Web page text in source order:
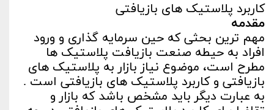
کاربرد پلاستیک های بازیافتی
مقدمه
مهم ترین بحثی که حین سرمایه گذاری و ورود
افراد به حیطه صنعت بازیافت پلاستیک ها
مطرح است، موضوع نیاز بازار به پلاستیک های
بازیافتی و کاربرد پلاستیک های بازیافتی است .
به عبارت دیگر باید مشخص باشد که بازار و